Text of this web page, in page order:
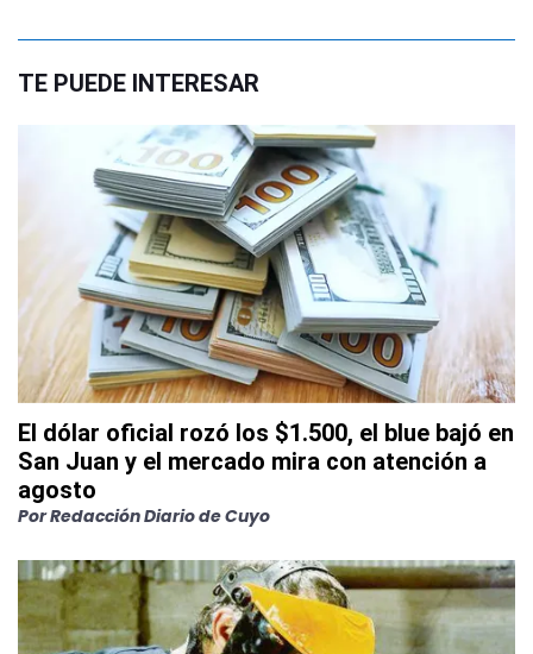
TE PUEDE INTERESAR
El dólar oficial rozó los $1.500, el blue bajó en
San Juan y el mercado mira con atención a
agosto
PorRedacción Diario de Cuyo